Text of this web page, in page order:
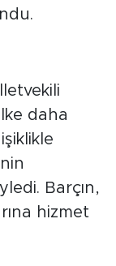
daha
Barçın,
hizmet